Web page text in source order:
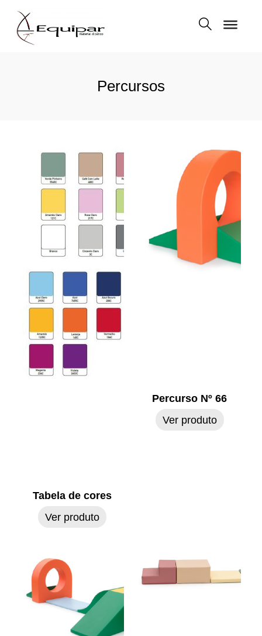
Percursos
Tabela de cores
Ver produto
Percurso Nº 66
Ver produto